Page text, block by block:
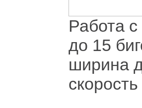
Работа
до 15
ширина